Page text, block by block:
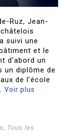
Ruz, Jean-
suivi une
et le
d’abord un
un diplôme de
de l’école
Voir plus
, Tous les